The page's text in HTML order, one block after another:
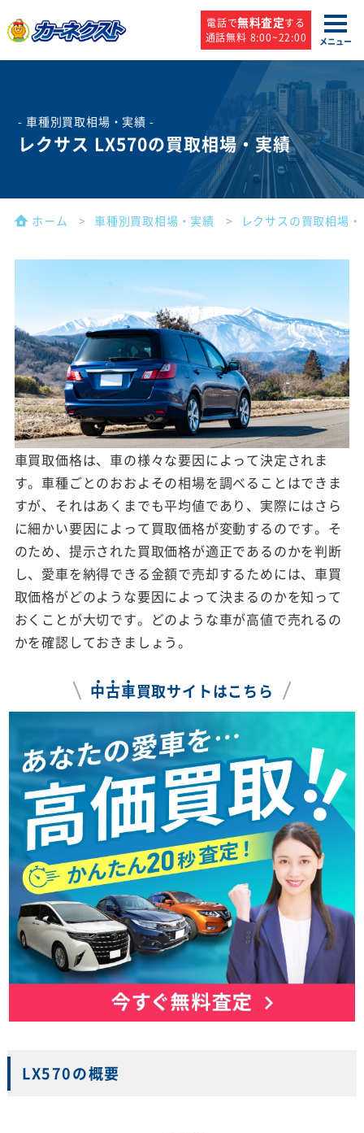
電話で無料査定する
通話無料 8:00~22:00
メニュー
- 車種別買取相場・実績 -
レクサス LX570の買取相場・実績
ホーム 車種別買取相場・実績 レクサスの買取相場
車買取価格は、車の様々な要因によって決定されま
す。車種ごとのおおよその相場を調べることはできま
すが、それはあくまでも平均値であり、実際にはさら
に細かい要因によって買取価格が変動するのです。そ
のため、提示された買取価格が適正であるのかを判断
し、愛車を納得できる金額で売却するためには、車買
取価格がどのような要因によって決まるのかを知って
おくことが大切です。どのような車が高値で売れるの
かを確認しておきましょう。
中古車買取サイトはこちら
LX570の概要